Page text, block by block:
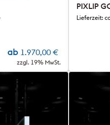
ab 1.970,00 €
zzgl. 19% MwSt.
PIXLIP
Lieferzeit: